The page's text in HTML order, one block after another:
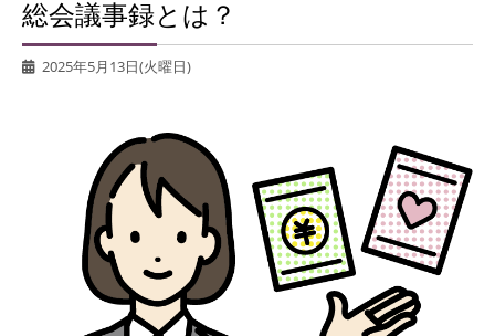
総会議事録とは？
2025年5月13日(火曜日)